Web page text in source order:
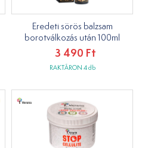
Eredeti sörös balzsam
borotválkozás után 100ml
3 490 Ft
RAKTÁRON 4 db